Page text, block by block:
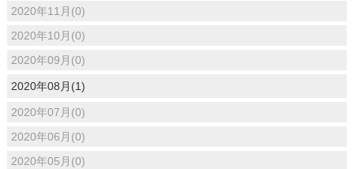
2020年11月(0)
2020年10月(0)
2020年09月(0)
2020年08月(1)
2020年07月(0)
2020年06月(0)
2020年05月(0)